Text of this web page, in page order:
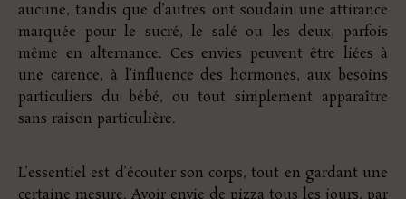
aucune, tandis que d’autres ont soudain une attirance
marquée pour le sucré, le salé ou les deux, parfois
même en alternance. Ces envies peuvent être liées à
une carence, à l’influence des hormones, aux besoins
particuliers du bébé, ou tout simplement apparaître
sans raison particulière.
L’essentiel est d’écouter son corps, tout en gardant une
certaine mesure. Avoir envie de pizza tous les jours, par